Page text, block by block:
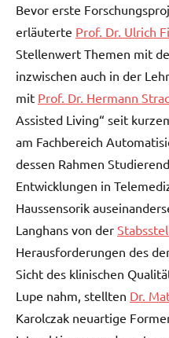
Bevor erste
erläuterte Prof. Dr. Ulrich
Stellenwert Themen mit
inzwischen auch in der
mit Prof. Dr. Hermann
Assisted Living“ seit
am Fachbereich
dessen Rahmen
Entwicklungen in
Haussensorik
Langhans von der
Herausforderungen des
Sicht des klinischen
Lupe nahm, stellten Dr.
Karolczak neuartige